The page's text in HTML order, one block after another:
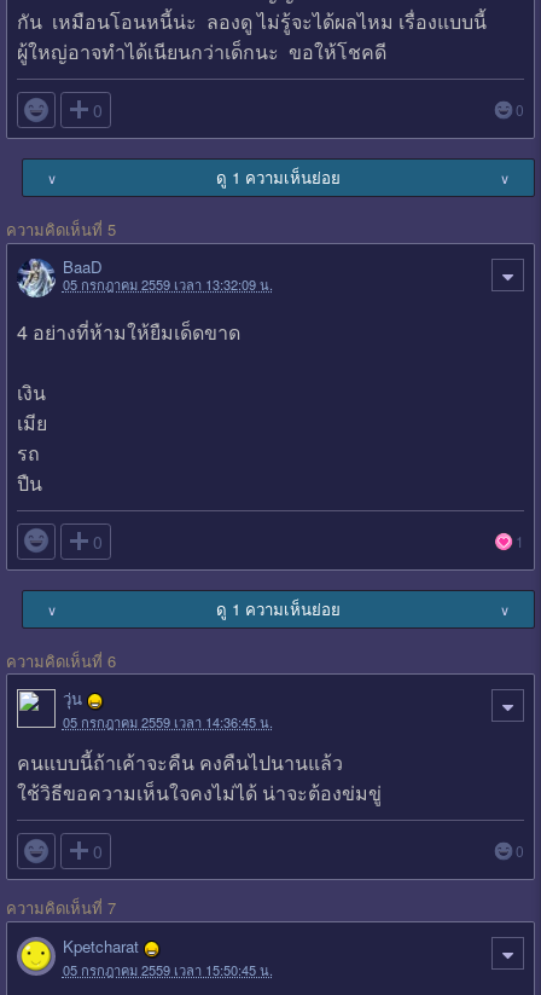
กัน เหมือนโอนหนี้น่ะ ลองดู ไม่รู้จะได้ผลไหม เรื่องแบบนี้
ผู้ใหญ่อาจทำได้เนียนกว่าเด็กนะ ขอให้โชคดี
 0 0
∨ ดู 1 ความเห็นย่อย ∨
ความคิดเห็นที่ 5
BaaD
05 กรกฎาคม 2559 เวลา 13:32:09 น.
4 อย่างที่ห้ามให้ยืมเด็ดขาด
เงิน
เมีย
รถ
ปืน
 0 1
∨ ดู 1 ความเห็นย่อย ∨
ความคิดเห็นที่ 6
วุ่น
05 กรกฎาคม 2559 เวลา 14:36:45 น.
คนแบบนี้ถ้าเค้าจะคืน คงคืนไปนานแล้ว
ใช้วิธีขอความเห็นใจคงไม่ได้ น่าจะต้องข่มขู่
 0 0
ความคิดเห็นที่ 7
Kpetcharat
05 กรกฎาคม 2559 เวลา 15:50:45 น.